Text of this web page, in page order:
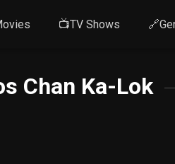
📺TV Shows
Chan Ka-Lok